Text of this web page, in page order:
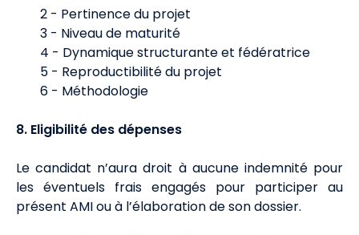
2 - Pertinence du projet
3 - Niveau de maturité
4 - Dynamique structurante et fédératrice
5 - Reproductibilité du projet
6 - Méthodologie
8. Eligibilité des dépenses
Le candidat n’aura droit à aucune indemnité pour
les éventuels frais engagés pour participer au
présent AMI ou à l’élaboration de son dossier.